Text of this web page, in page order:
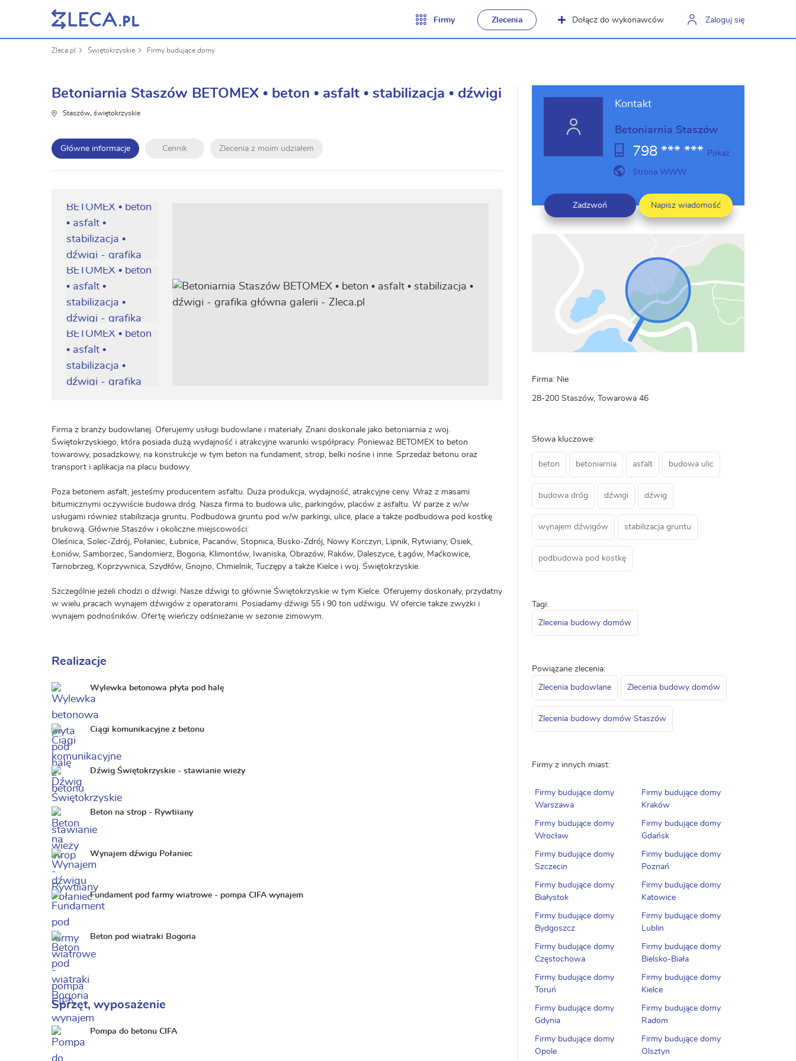
Firmy Zlecenia Dołącz do wykonawców Zaloguj się
Zleca.pl Świętokrzyskie Firmy budujące domy
Betoniarnia Staszów BETOMEX • beton • asfalt • stabilizacja • dźwigi
Staszów, świętokrzyskie
Główne informacje Cennik Zlecenia z moim udziałem
Firma z branży budowlanej. Oferujemy usługi budowlane i materiały. Znani doskonale jako betoniarnia z woj.
Świętokrzyskiego, która posiada dużą wydajność i atrakcyjne warunki współpracy. Ponieważ BETOMEX to beton
towarowy, posadzkowy, na konstrukcje w tym beton na fundament, strop, belki nośne i inne. Sprzedaż betonu oraz
transport i aplikacja na placu budowy.
Poza betonem asfalt, jesteśmy producentem asfaltu. Duża produkcja, wydajność, atrakcyjne ceny. Wraz z masami
bitumicznymi oczywiście budowa dróg. Nasza firma to budowa ulic, parkingów, placów z asfaltu. W parze z w/w
usługami również stabilizacja gruntu. Podbudowa gruntu pod w/w parkingi, ulice, place a także podbudowa pod kostkę
brukową. Głównie Staszów i okoliczne miejscowości:
Oleśnica, Solec-Zdrój, Połaniec, Łubnice, Pacanów, Stopnica, Busko-Zdrój, Nowy Korczyn, Lipnik, Rytwiany, Osiek,
Łoniów, Samborzec, Sandomierz, Bogoria, Klimontów, Iwaniska, Obrazów, Raków, Daleszyce, Łagów, Maćkowice,
Tarnobrzeg, Koprzywnica, Szydłów, Gnojno, Chmielnik, Tuczępy a także Kielce i woj. Świętokrzyskie.
Szczególnie jeżeli chodzi o dźwigi. Nasze dźwigi to głównie Świętokrzyskie w tym Kielce. Oferujemy doskonały, przydatny
w wielu pracach wynajem dźwigów z operatorami. Posiadamy dźwigi 55 i 90 ton udźwigu. W ofercie także zwyżki i
wynajem podnośników. Ofertę wieńczy odśnieżanie w sezonie zimowym.
Realizacje
Wylewka betonowa płyta pod halę
Ciągi komunikacyjne z betonu
Dźwig Świętokrzyskie - stawianie wieży
Beton na strop - Rywtiiany
Wynajem dźwigu Połaniec
Fundament pod farmy wiatrowe - pompa CIFA wynajem
Beton pod wiatraki Bogoria
Sprzęt, wyposażenie
Pompa do betonu CIFA
Kontakt
Betoniarnia Staszów
798 *** *** Pokaż
Strona WWW
Zadzwoń Napisz wiadomość
Firma: Nie
28-200 Staszów, Towarowa 46
Słowa kluczowe:
beton betoniarnia asfalt budowa ulic
budowa dróg dźwigi dźwig
wynajem dźwigów stabilizacja gruntu
podbudowa pod kostkę
Tagi:
Zlecenia budowy domów
Powiązane zlecenia:
Zlecenia budowlane Zlecenia budowy domów
Zlecenia budowy domów Staszów
Firmy z innych miast:
Firmy budujące domy
Warszawa
Firmy budujące domy
Kraków
Firmy budujące domy
Wrocław
Firmy budujące domy
Gdańsk
Firmy budujące domy
Szczecin
Firmy budujące domy
Poznań
Firmy budujące domy
Białystok
Firmy budujące domy
Katowice
Firmy budujące domy
Bydgoszcz
Firmy budujące domy
Lublin
Firmy budujące domy
Częstochowa
Firmy budujące domy
Bielsko-Biała
Firmy budujące domy
Toruń
Firmy budujące domy
Kielce
Firmy budujące domy
Gdynia
Firmy budujące domy
Radom
Firmy budujące domy
Opole
Firmy budujące domy
Olsztyn